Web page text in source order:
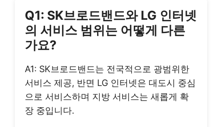
Q1: SK브로드밴드와 LG 인터넷
의 서비스 범위는 어떻게 다른
가요?
A1: SK브로드밴드는 전국적으로 광범위한
서비스 제공, 반면 LG 인터넷은 대도시 중심
으로 서비스하며 지방 서비스는 새롭게 확
장 중입니다.